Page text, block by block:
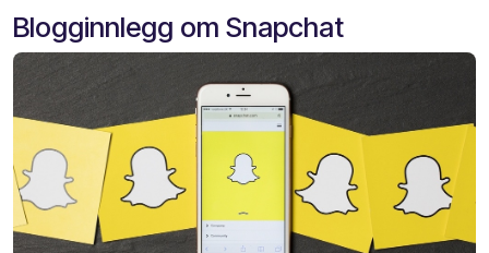
Blogginnlegg om Snapchat